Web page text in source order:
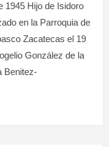
1945 Hijo de Isidoro
en la Parroquia de
Zacatecas el 19
González de la
Benitez-